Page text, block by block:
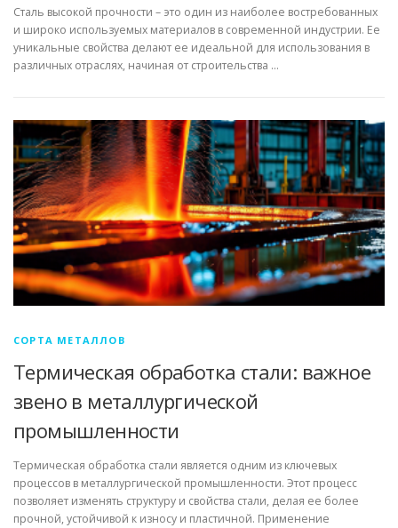
Сталь высокой прочности – это один из наиболее востребованных
и широко используемых материалов в современной индустрии. Ее
уникальные свойства делают ее идеальной для использования в
различных отраслях, начиная от строительства …
СОРТА МЕТАЛЛОВ
Термическая обработка стали: важное
звено в металлургической
промышленности
Термическая обработка стали является одним из ключевых
процессов в металлургической промышленности. Этот процесс
позволяет изменять структуру и свойства стали, делая ее более
прочной, устойчивой к износу и пластичной. Применение